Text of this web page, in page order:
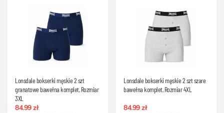
Lonsdale bokserki męskie 2 szt
granatowe bawełna komplet, Rozmiar
3XL
84.99 zł
Lonsdale bokserki męskie 2 szt szare
bawełna komplet, Rozmiar 4XL
84.99 zł